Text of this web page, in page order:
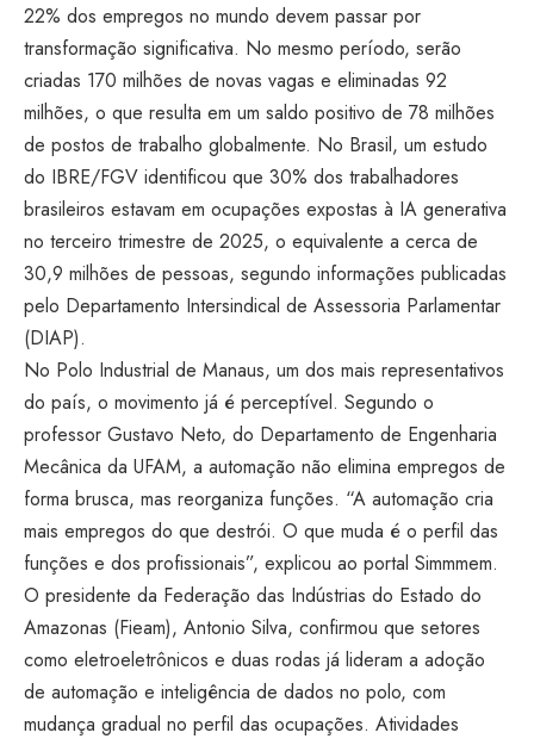
22% dos empregos no mundo devem passar por
transformação significativa. No mesmo período, serão
criadas 170 milhões de novas vagas e eliminadas 92
milhões, o que resulta em um saldo positivo de 78 milhões
de postos de trabalho globalmente. No Brasil, um estudo
do IBRE/FGV identificou que 30% dos trabalhadores
brasileiros estavam em ocupações expostas à IA generativa
no terceiro trimestre de 2025, o equivalente a cerca de
30,9 milhões de pessoas, segundo informações publicadas
pelo Departamento Intersindical de Assessoria Parlamentar
(DIAP).
No Polo Industrial de Manaus, um dos mais representativos
do país, o movimento já é perceptível. Segundo o
professor Gustavo Neto, do Departamento de Engenharia
Mecânica da UFAM, a automação não elimina empregos de
forma brusca, mas reorganiza funções. “A automação cria
mais empregos do que destrói. O que muda é o perfil das
funções e dos profissionais”, explicou ao portal Simmmem.
O presidente da Federação das Indústrias do Estado do
Amazonas (Fieam), Antonio Silva, confirmou que setores
como eletroeletrônicos e duas rodas já lideram a adoção
de automação e inteligência de dados no polo, com
mudança gradual no perfil das ocupações. Atividades